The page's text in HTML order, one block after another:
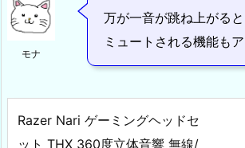
モナ
万が一音が跳ね上がる
ミュートされる機能もア
Razer Nari ゲーミングヘッドセ
ット THX 360度立体音響 無線/